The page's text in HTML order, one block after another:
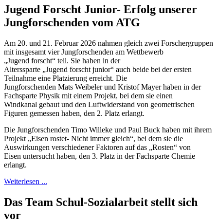
Jugend Forscht Junior- Erfolg unserer
Jungforschenden vom ATG
Am 20. und 21. Februar 2026 nahmen gleich zwei Forschergruppen
mit insgesamt vier Jungforschenden am Wettbewerb
„Jugend forscht“ teil. Sie haben in der
Alterssparte „Jugend forscht junior“ auch beide bei der ersten
Teilnahme eine Platzierung erreicht. Die
Jungforschenden Mats Weibeler und Kristof Mayer haben in der
Fachsparte Physik mit einem Projekt, bei dem sie einen
Windkanal gebaut und den Luftwiderstand von geometrischen
Figuren gemessen haben, den 2. Platz erlangt.
Die Jungforschenden Timo Willeke und Paul Buck haben mit ihrem
Projekt „Eisen rostet- Nicht immer gleich“, bei dem sie die
Auswirkungen verschiedener Faktoren auf das „Rosten“ von
Eisen untersucht haben, den 3. Platz in der Fachsparte Chemie
erlangt.
Weiterlesen ...
Das Team Schul-Sozialarbeit stellt sich
vor